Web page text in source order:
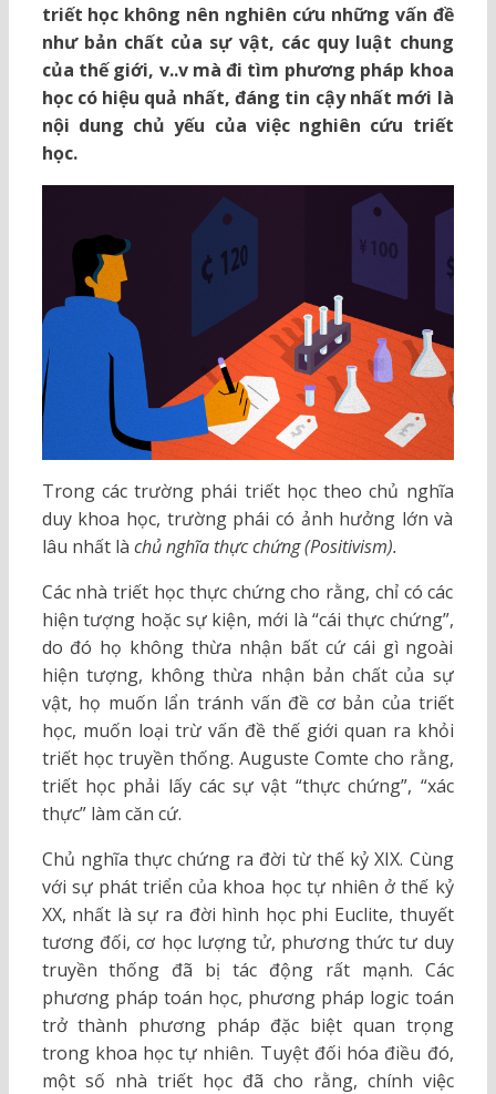
triết học không nên nghiên cứu những vấn đề
như bản chất của sự vật, các quy luật chung
của thế giới, v..v mà đi tìm phương pháp khoa
học có hiệu quả nhất, đáng tin cậy nhất mới là
nội dung chủ yếu của việc nghiên cứu triết
học.
Trong các trường phái triết học theo chủ nghĩa
duy khoa học, trường phái có ảnh hưởng lớn và
lâu nhất là chủ nghĩa thực chứng (Positivism).
Các nhà triết học thực chứng cho rằng, chỉ có các
hiện tượng hoặc sự kiện, mới là “cái thực chứng”,
do đó họ không thừa nhận bất cứ cái gì ngoài
hiện tượng, không thừa nhận bản chất của sự
vật, họ muốn lẩn tránh vấn đề cơ bản của triết
học, muốn loại trừ vấn đề thế giới quan ra khỏi
triết học truyền thống. Auguste Comte cho rằng,
triết học phải lấy các sự vật “thực chứng”, “xác
thực” làm căn cứ.
Chủ nghĩa thực chứng ra đời từ thế kỷ XIX. Cùng
với sự phát triển của khoa học tự nhiên ở thế kỷ
XX, nhất là sự ra đời hình học phi Euclite, thuyết
tương đối, cơ học lượng tử, phương thức tư duy
truyền thống đã bị tác động rất mạnh. Các
phương pháp toán học, phương pháp logic toán
trở thành phương pháp đặc biệt quan trọng
trong khoa học tự nhiên. Tuyệt đối hóa điều đó,
một số nhà triết học đã cho rằng, chính việc